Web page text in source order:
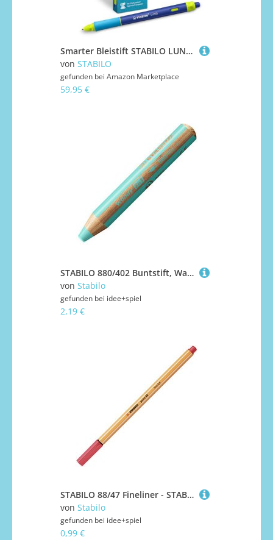
Smarter Bleistift STABILO LUNIS Graph – Schreiblern-Begleiter von 5-8 Jahren
von STABILO
gefunden bei Amazon Marketplace
59,95 €
STABILO 880/402 Buntstift, Wasserfarbe & Wachsmalkreide - STABILO woody 3 in 1 - Einzelstift - pastellblau
von Stabilo
gefunden bei idee+spiel
2,19 €
STABILO 88/47 Fineliner - STABILO point 88 - Einzelstift - rostrot
von Stabilo
gefunden bei idee+spiel
0,99 €